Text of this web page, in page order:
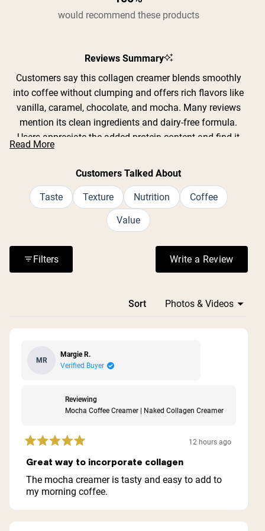
would recommend these products
Reviews Summary
Customers say this collagen creamer blends smoothly
into coffee without clumping and offers rich flavors like
vanilla, caramel, chocolate, and mocha. Many reviews
mention its clean ingredients and dairy-free formula.
Users appreciate the added protein content and find it
replaces traditional creamers effectively. Common
feedback includes praise for the creamy texture and
the sweetness level, some find it too sweet and prefer
using one scoop instead of the recommended two.
Frequent comments address its convenience for daily
Read More
Customers Talked About
Taste Texture Nutrition Coffee
Value
Filters Write a Review
(Opens in a
Sort
MR
Margie R.
Verified Buyer
Reviewing
Mocha Coffee Creamer | Naked Collagen Creamer
Rated
5
out
of
5
stars
12 hours ago
Great way to incorporate collagen
The mocha creamer is tasty and easy to add to
my morning coffee.
Loading...